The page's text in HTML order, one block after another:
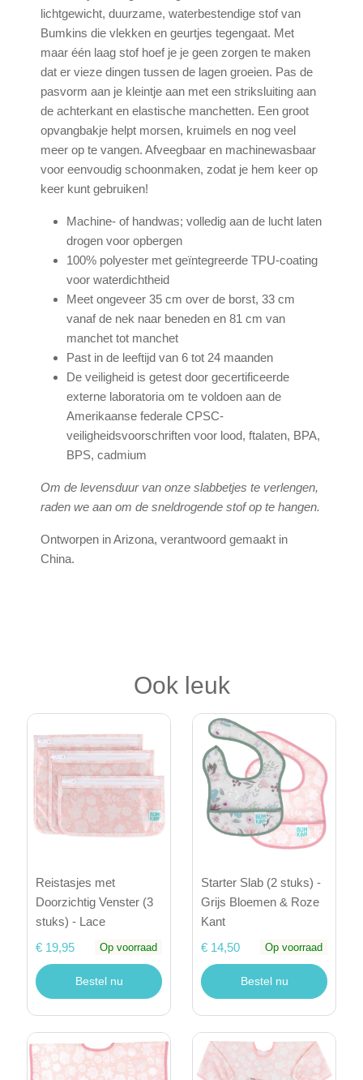
lichtgewicht, duurzame, waterbestendige stof van
Bumkins die vlekken en geurtjes tegengaat. Met
maar één laag stof hoef je je geen zorgen te maken
dat er vieze dingen tussen de lagen groeien. Pas de
pasvorm aan je kleintje aan met een striksluiting aan
de achterkant en elastische manchetten. Een groot
opvangbakje helpt morsen, kruimels en nog veel
meer op te vangen. Afveegbaar en machinewasbaar
voor eenvoudig schoonmaken, zodat je hem keer op
keer kunt gebruiken!
Machine- of handwas; volledig aan de lucht laten
drogen voor opbergen
100% polyester met geïntegreerde TPU-coating
voor waterdichtheid
Meet ongeveer 35 cm over de borst, 33 cm
vanaf de nek naar beneden en 81 cm van
manchet tot manchet
Past in de leeftijd van 6 tot 24 maanden
De veiligheid is getest door gecertificeerde
externe laboratoria om te voldoen aan de
Amerikaanse federale CPSC-
veiligheidsvoorschriften voor lood, ftalaten, BPA,
BPS, cadmium
Om de levensduur van onze slabbetjes te verlengen,
raden we aan om de sneldrogende stof op te hangen.
Ontworpen in Arizona, verantwoord gemaakt in
China.
Ook leuk
Reistasjes met
Doorzichtig Venster (3
stuks) - Lace
€ 19,95
Op voorraad
Bestel nu
Starter Slab (2 stuks) -
Grijs Bloemen & Roze
Kant
€ 14,50
Op voorraad
Bestel nu